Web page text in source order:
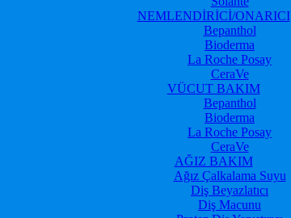
NEMLENDİRİCİ/ONARICI
Bepanthol
Bioderma
La Roche Posay
CeraVe
VÜCUT BAKIM
Bepanthol
Bioderma
La Roche Posay
CeraVe
AĞIZ BAKIM
Ağız Çalkalama Suyu
Diş Beyazlatıcı
Diş Macunu